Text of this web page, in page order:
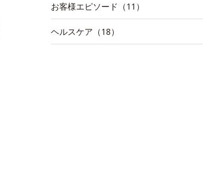
お客様エピソード（11）
ヘルスケア（18）